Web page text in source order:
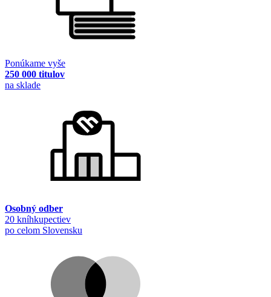
Ponúkame vyše
250 000 titulov
na sklade
Osobný odber
20 kníhkupectiev
po celom Slovensku